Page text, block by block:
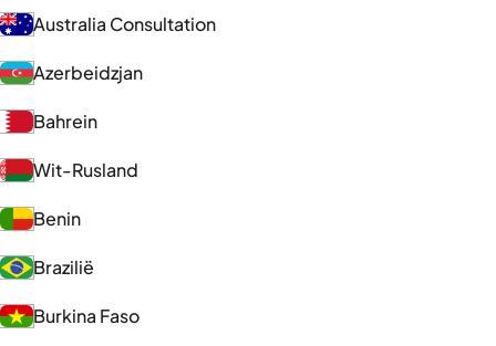
Australia Consultation
Azerbeidzjan
Bahrein
Wit-Rusland
Benin
Brazilië
Burkina Faso